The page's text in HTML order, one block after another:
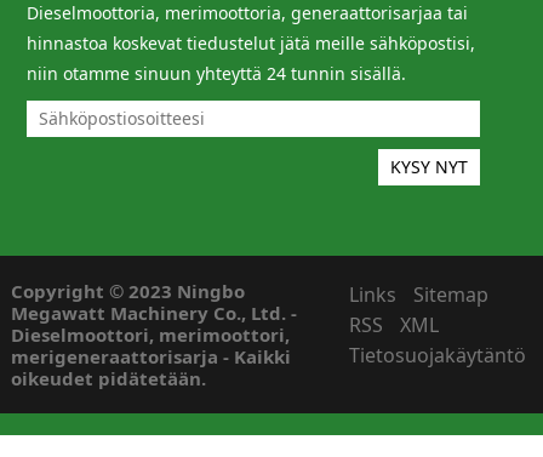
Dieselmoottoria, merimoottoria, generaattorisarjaa tai
hinnastoa koskevat tiedustelut jätä meille sähköpostisi,
niin otamme sinuun yhteyttä 24 tunnin sisällä.
Copyright © 2023 Ningbo
Megawatt Machinery Co., Ltd. -
Dieselmoottori, merimoottori,
merigeneraattorisarja - Kaikki
oikeudet pidätetään.
Links
Sitemap
RSS
XML
Tietosuojakäytäntö